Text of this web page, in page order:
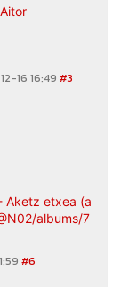
16 16:49 #3
Aketz etxea
albums/
#6